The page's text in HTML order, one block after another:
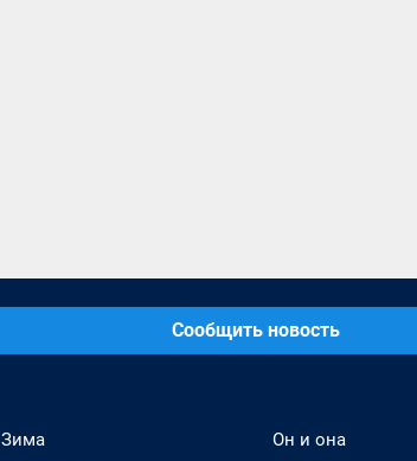
Сообщить новость
Зима
Он и она